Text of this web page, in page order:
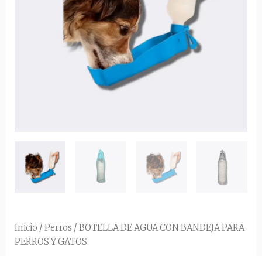
Inicio / Perros / BOTELLA DE AGUA CON BANDEJA PARA
PERROS Y GATOS